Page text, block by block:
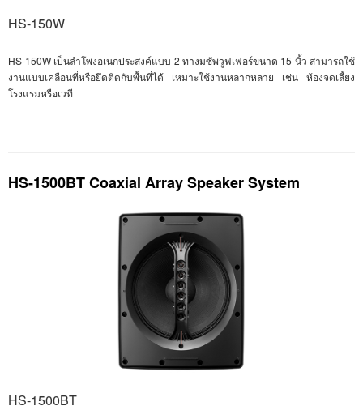
HS-150W
HS-150W เป็นลำโพงอเนกประสงค์แบบ 2 ทางมซัพวูฟเฟอร์ขนาด 15 นิ้ว สามารถใช้
งานแบบเคลื่อนที่หรือยึดติดกับพื้นที่ได้ เหมาะใช้งานหลากหลาย เช่น ห้องจดเลี้ยง
โรงแรมหรือเวที
HS-1500BT Coaxial Array Speaker System
HS-1500BT